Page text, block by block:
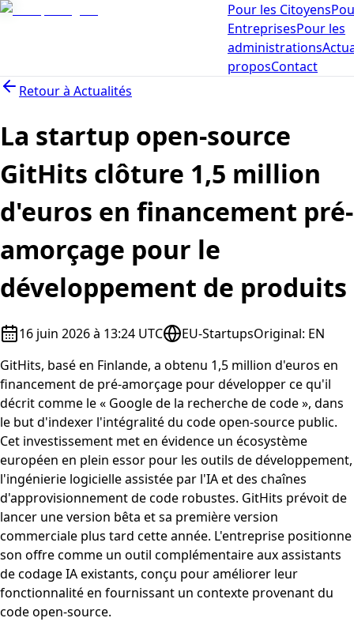
Pour les Citoyens
EntreprisesPour les
administrations
proposContact
Retour à Actualités
La startup open-source
GitHits clôture 1,5 million
d'euros en financement pré-
amorçage pour le
développement de produits
16 juin 2026 à 13:24 UTC EU-StartupsOriginal: EN
GitHits, basé en Finlande, a obtenu 1,5 million d'euros en
financement de pré-amorçage pour développer ce qu'il
décrit comme le « Google de la recherche de code », dans
le but d'indexer l'intégralité du code open-source public.
Cet investissement met en évidence un écosystème
européen en plein essor pour les outils de développement,
l'ingénierie logicielle assistée par l'IA et des chaînes
d'approvisionnement de code robustes. GitHits prévoit de
lancer une version bêta et sa première version
commerciale plus tard cette année. L'entreprise positionne
son offre comme un outil complémentaire aux assistants
de codage IA existants, conçu pour améliorer leur
fonctionnalité en fournissant un contexte provenant du
code open-source.